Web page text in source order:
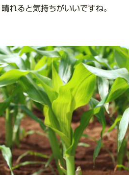
れると気持ちがいいですね。